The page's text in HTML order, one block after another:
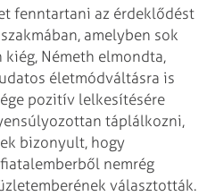
fenntartani az érdeklődést
amelyben sok
kiég, Németh elmondta,
életmódváltásra is
pozitív lelkesítésére
táplálkozni,
bizonyult, hogy
nemrég
választották.